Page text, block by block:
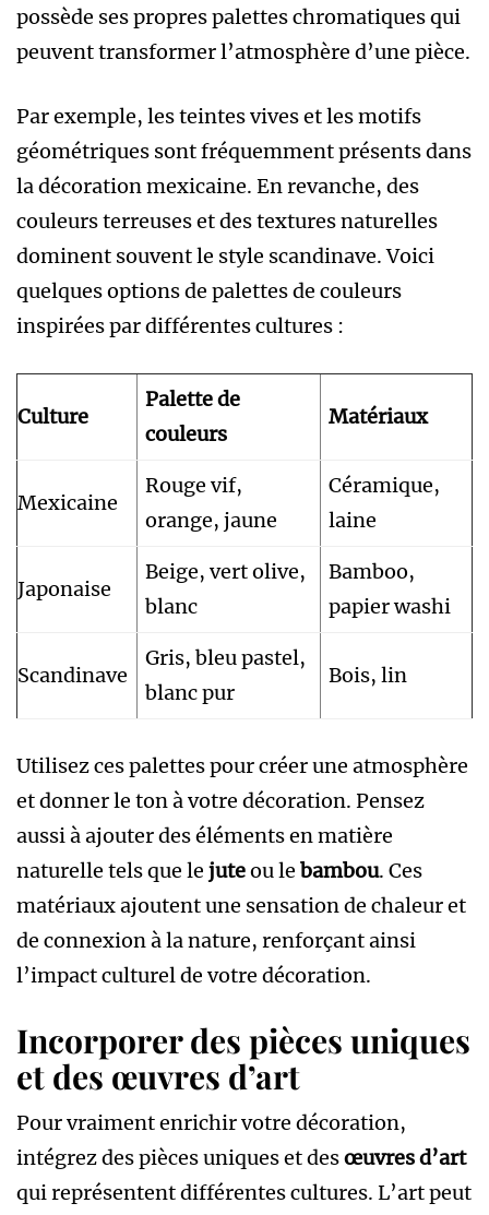
possède ses propres palettes chromatiques qui
peuvent transformer l’atmosphère d’une pièce.
Par exemple, les teintes vives et les motifs
géométriques sont fréquemment présents dans
la décoration mexicaine. En revanche, des
couleurs terreuses et des textures naturelles
dominent souvent le style scandinave. Voici
quelques options de palettes de couleurs
inspirées par différentes cultures :
Culture
Palette de
couleurs
Matériaux
Mexicaine
Rouge vif,
orange, jaune
Céramique,
laine
Japonaise
Beige, vert olive,
blanc
Bamboo,
papier washi
Scandinave
Gris, bleu pastel,
blanc pur
Bois, lin
Utilisez ces palettes pour créer une atmosphère
et donner le ton à votre décoration. Pensez
aussi à ajouter des éléments en matière
naturelle tels que le juteou le bambou. Ces
matériaux ajoutent une sensation de chaleur et
de connexion à la nature, renforçant ainsi
l’impact culturel de votre décoration.
Incorporer des pièces uniques
et des œuvres d’art
Pour vraiment enrichir votre décoration,
intégrez des pièces uniques et desœuvres d’art
qui représentent différentes cultures. L’art peut